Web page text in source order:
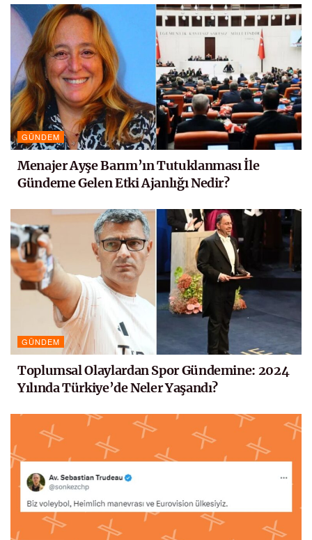
GÜNDEM
Menajer Ayşe Barım’ın Tutuklanması İle
Gündeme Gelen Etki Ajanlığı Nedir?
GÜNDEM
Toplumsal Olaylardan Spor Gündemine: 2024
Yılında Türkiye’de Neler Yaşandı?